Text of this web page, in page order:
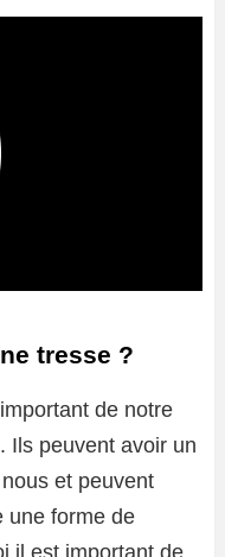
tresse ?
de notre
Ils peuvent avoir un
et peuvent
une forme de
il est important de